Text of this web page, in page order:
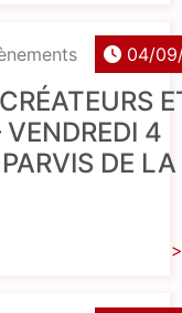
04/
VENDREDI 4
DE LA